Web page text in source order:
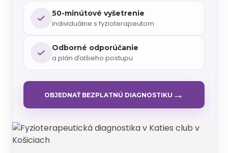
50-minútové vyšetrenie
individuálne s fyzioterapeutom
Odborné odporúčanie
a plán ďalšieho postupu
OBJEDNAŤ BEZPLATNÚ DIAGNOSTIKU →